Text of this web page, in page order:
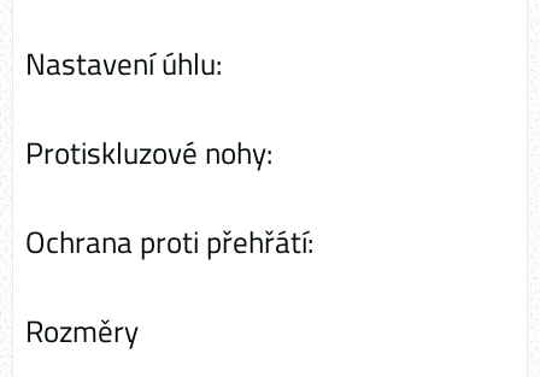
Nastavení úhlu:
Protiskluzové nohy:
Ochrana proti přehřátí:
Rozměry